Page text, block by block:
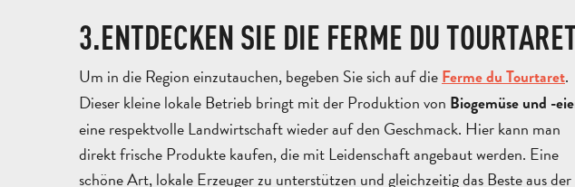
3.ENTDECKEN SIE DIE FERME DU
Um in die Region einzutauchen, begeben Sie sich auf dieFerme du Tourtaret.
Dieser kleine lokale Betrieb bringt mit der Produktion von Biogemüse und -
eine respektvolle Landwirtschaft wieder auf den Geschmack. Hier kann man
direkt frische Produkte kaufen, die mit Leidenschaft angebaut werden. Eine
schöne Art, lokale Erzeuger zu unterstützen und gleichzeitig das Beste aus der